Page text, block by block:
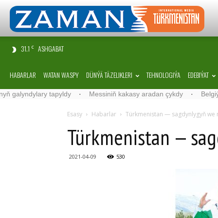
31.1 C ASHGABAT
HABARLAR WATAN WASPY DÜNÝÄ TÄZELIKLERI TEHNOLOGIÝA EDEBIÝAT
tapyldy · Messiniň kakasy aradan çykdy · Belgiýada
Esasy Habarlar Türk­me­nis­tan — sag­dyn­ly­gyň we
Türk­me­nis­tan —
2021-04-09 530